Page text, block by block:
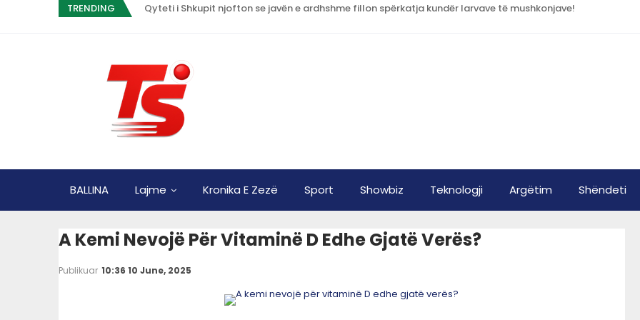
TRENDING Qyteti i Shkupit njofton se javën e ardhshme fillon spërkatja kundër larvave të mushkonjave!
BALLINA Lajme Kronika E Zezë Sport Showbiz Teknologji Argëtim Shëndeti
A Kemi Nevojë Për Vitaminë D Edhe Gjatë Verës?
Publikuar 10:36 10 June, 2025